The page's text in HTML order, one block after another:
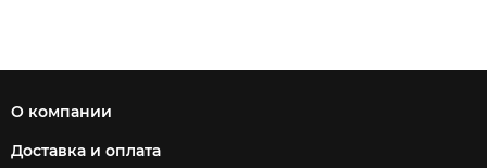
О компании
Доставка и оплата